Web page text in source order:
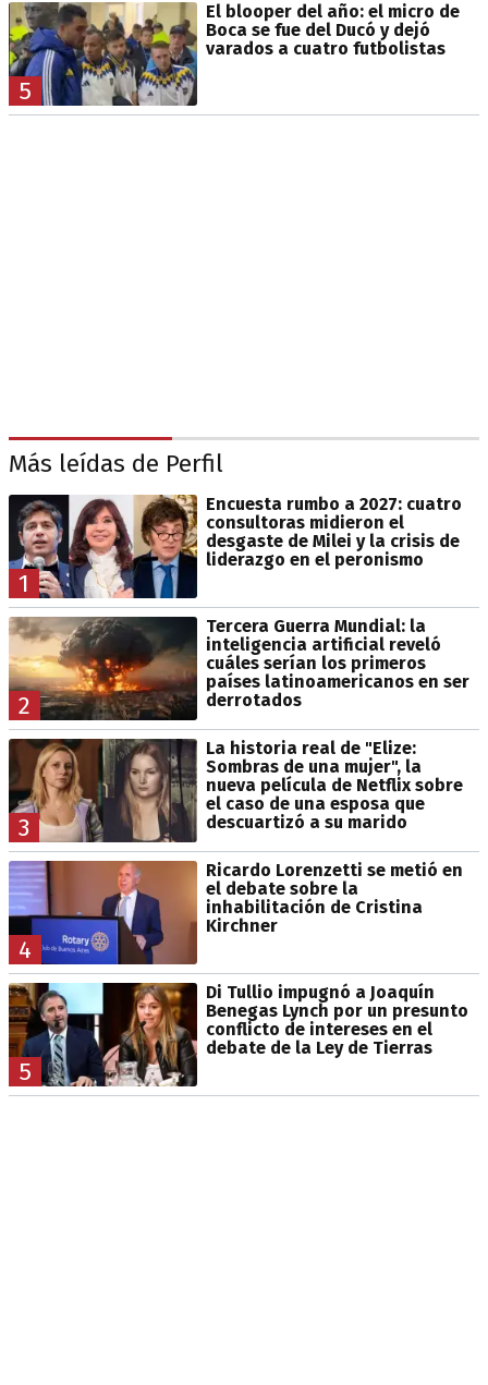
5
El blooper del año: el micro de
Boca se fue del Ducó y dejó
varados a cuatro futbolistas
Más leídas de Perfil
1
Encuesta rumbo a 2027: cuatro
consultoras midieron el
desgaste de Milei y la crisis de
liderazgo en el peronismo
2
Tercera Guerra Mundial: la
inteligencia artificial reveló
cuáles serían los primeros
países latinoamericanos en ser
derrotados
3
La historia real de "Elize:
Sombras de una mujer", la
nueva película de Netflix sobre
el caso de una esposa que
descuartizó a su marido
4
Ricardo Lorenzetti se metió en
el debate sobre la
inhabilitación de Cristina
Kirchner
5
Di Tullio impugnó a Joaquín
Benegas Lynch por un presunto
conflicto de intereses en el
debate de la Ley de Tierras